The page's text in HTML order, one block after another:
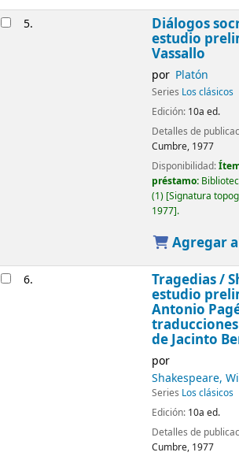
5. Diálogos
estudio
Vassallo
por Platón
Series Los clásicos
Edición: 10a ed.
Detalles de
Cumbre, 1977
Disponibilidad:
préstamo:
(1) Signatura
1977 .
Agregar
6. Tragedias /
estudio
Antonio
de Jacinto
por
Shakespeare,
Series Los clásicos
Edición: 10a ed.
Detalles de
Cumbre, 1977